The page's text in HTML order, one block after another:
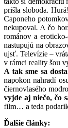
prišla sloboda.
Caponeho
nekupoval. A čo
románov a
nastupujú na
ujsť. Televízie –
v rámci reality šou
A tak sme sa
napokon nahradí
čiernovlasého
vyjde aj niečo, čo
film… a teda
Ďalšie články: